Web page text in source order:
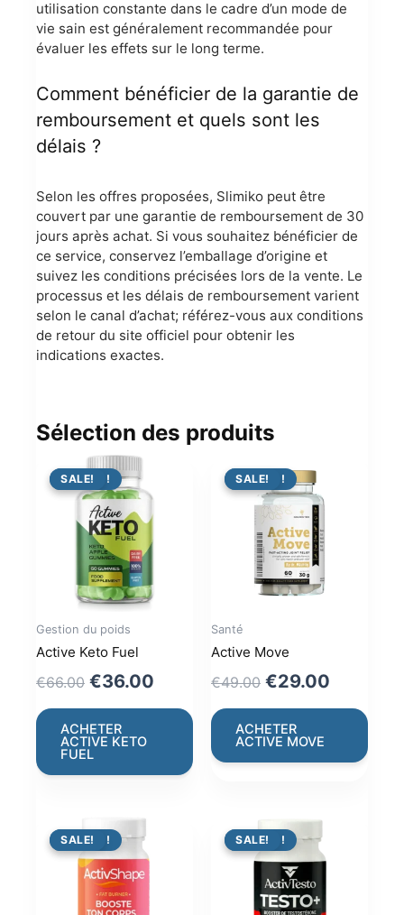
utilisation constante dans le cadre d’un mode de
vie sain est généralement recommandée pour
évaluer les effets sur le long terme.
Comment bénéficier de la garantie de
remboursement et quels sont les
délais ?
Selon les offres proposées, Slimiko peut être
couvert par une garantie de remboursement de 30
jours après achat. Si vous souhaitez bénéficier de
ce service, conservez l’emballage d’origine et
suivez les conditions précisées lors de la vente. Le
processus et les délais de remboursement varient
selon le canal d’achat; référez-vous aux conditions
de retour du site officiel pour obtenir les
indications exactes.
Sélection des produits
PROMO !
SALE!
Gestion du poids
Active Keto Fuel
€66.00 Original
price
was:
€66.00.
€36.00 Current
price
€36.00.
ACHETER
ACTIVE KETO
FUEL
PROMO !
SALE!
Santé
Active Move
€49.00 Original
price
was:
€49.00.
€29.00
price
€29.00.
ACHETER
ACTIVE MOVE
PROMO !
SALE! PROMO !
SALE!